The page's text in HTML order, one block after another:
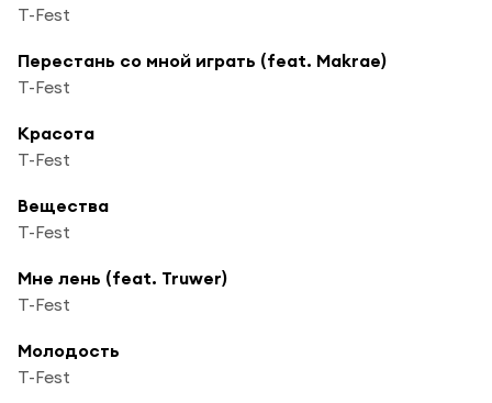
T-Fest
Перестань со мной играть (feat. Makrae)
T-Fest
Красота
T-Fest
Вещества
T-Fest
Мне лень (feat. Truwer)
T-Fest
Молодость
T-Fest